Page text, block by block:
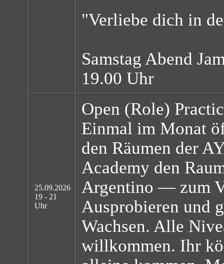
"Verliebe dich in
Samstag Abend
19.00 Uhr
25.09.2026
19 - 21
Uhr
Open (Role)
Einmal im Monat
den Räumen der
Academy den
Argentino — zum
Ausprobieren und
Wachsen. Alle
willkommen. Ihr